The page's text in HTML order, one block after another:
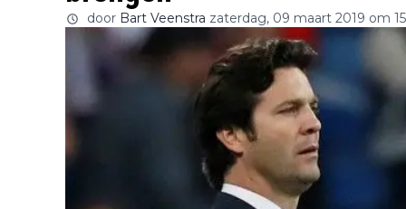
door Bart Veenstra zaterdag, 09 maart 2019 om